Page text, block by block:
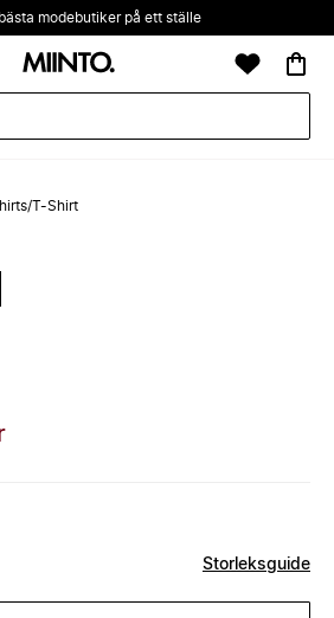
modebutiker på ett ställe
/T-Shirt
Storleksguide